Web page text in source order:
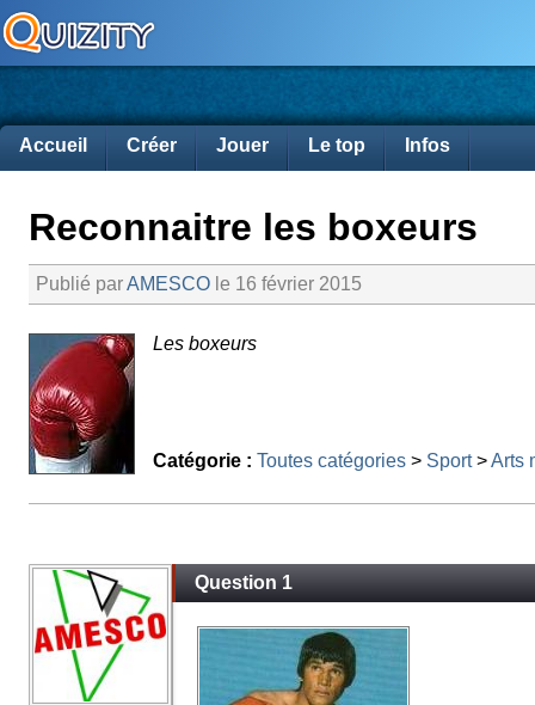
Accueil Créer Jouer Le top Infos
Reconnaitre les boxeurs
Publié parAMESCO le 16 février 2015
Les boxeurs
Catégorie : Toutes catégories > Sport>Arts
Question 1